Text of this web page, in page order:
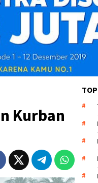
Kurban